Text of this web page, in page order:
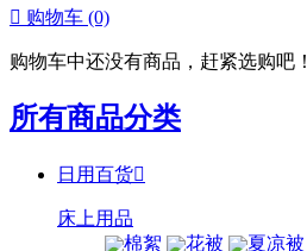
 购物车 (0)
购物车中还没有商品，赶紧选购吧！
所有商品分类
日用百货
床上用品
棉絮
花被 夏凉被